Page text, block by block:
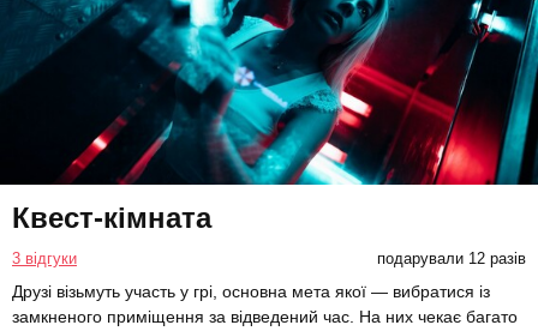
Квест-кімната
3 відгуки подарували 12 разів
Друзі візьмуть участь у грі, основна мета якої — вибратися із
замкненого приміщення за відведений час. На них чекає багато